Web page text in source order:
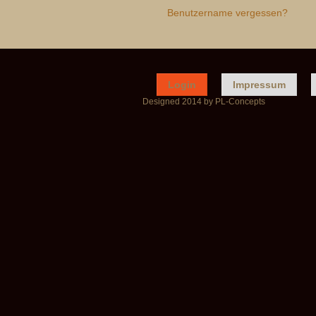
Benutzername vergessen?
Login Impressum
Designed 2014 by PL-Concepts